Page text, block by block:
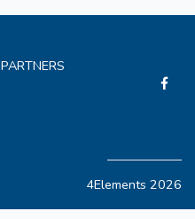
PARTNERS
4Elements 2026